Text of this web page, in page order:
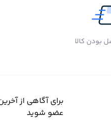
بودن کالا
برای آگاهی از
عضو شوید